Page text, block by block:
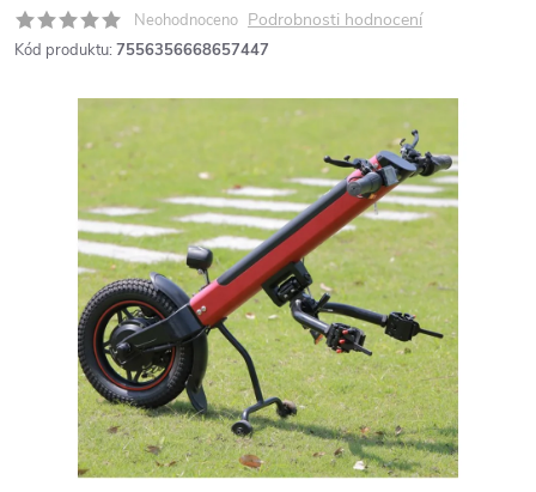
Neohodnoceno Podrobnosti hodnocení
Kód produktu: 7556356668657447